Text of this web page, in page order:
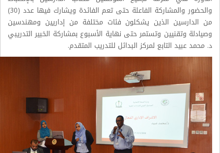
والحضور والمشاركة الفاعلة حتى تعم الفائدة ويشارك فيها عدد (30)
من الدارسين الذين يشكلون فئات مختلفة من إداريين ومهندسين
وصيادلة وتقنيين وتستمر حتى نهاية الأسبوع بمشاركة الخبير التدريبي
د. محمد عبيد التابع لمركز البدائل للتدريب المتقدم.